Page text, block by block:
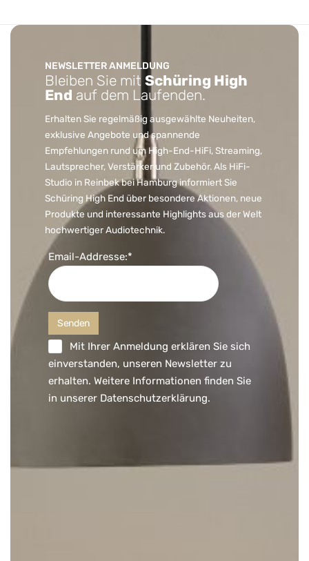
NEWSLETTER ANMELDUNG
Bleiben Sie mit Schüring High
End auf dem Laufenden.
Erhalten Sie regelmäßig ausgewählte Neuheiten,
exklusive Angebote und spannende
Empfehlungen rund um High-End-HiFi, Streaming,
Lautsprecher, Verstärker und Zubehör. Als HiFi-
Studio in Reinbek bei Hamburg informiert Sie
Schüring High End über besondere Aktionen, neue
Produkte und interessante Highlights aus der Welt
hochwertiger Audiotechnik.
Email-Addresse:*
Mit Ihrer Anmeldung erklären Sie sich
einverstanden, unseren Newsletter zu
erhalten. Weitere Informationen finden Sie
in unserer Datenschutzerklärung.